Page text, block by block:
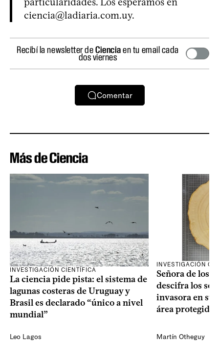
ciencia@ladiaria.com.uy.
Recibí la newsletter deCienciaen tu email cada
dos viernes
Comentar
Más de Ciencia
INVESTIGACIÓN CIENTÍFICA
La ciencia pide pista: el sistema de
lagunas costeras de Uruguay y
Brasil es declarado “único a nivel
mundial”
Leo Lagos
INVESTIGACIÓN
Señora de los
descifra los
invasora en su
área protegida
Martín Otheguy